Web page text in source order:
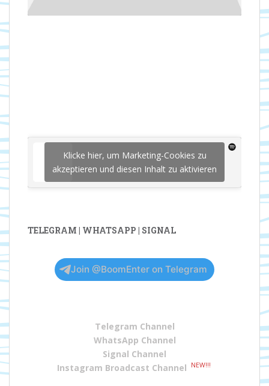
Klicke hier, um Marketing-Cookies zu
akzeptieren und diesen Inhalt zu aktivieren
TELEGRAM | WHATSAPP | SIGNAL
Join @BoomEnter on Telegram
Telegram Channel
WhatsApp Channel
Signal Channel
Instagram Broadcast Channel
NEW!!!